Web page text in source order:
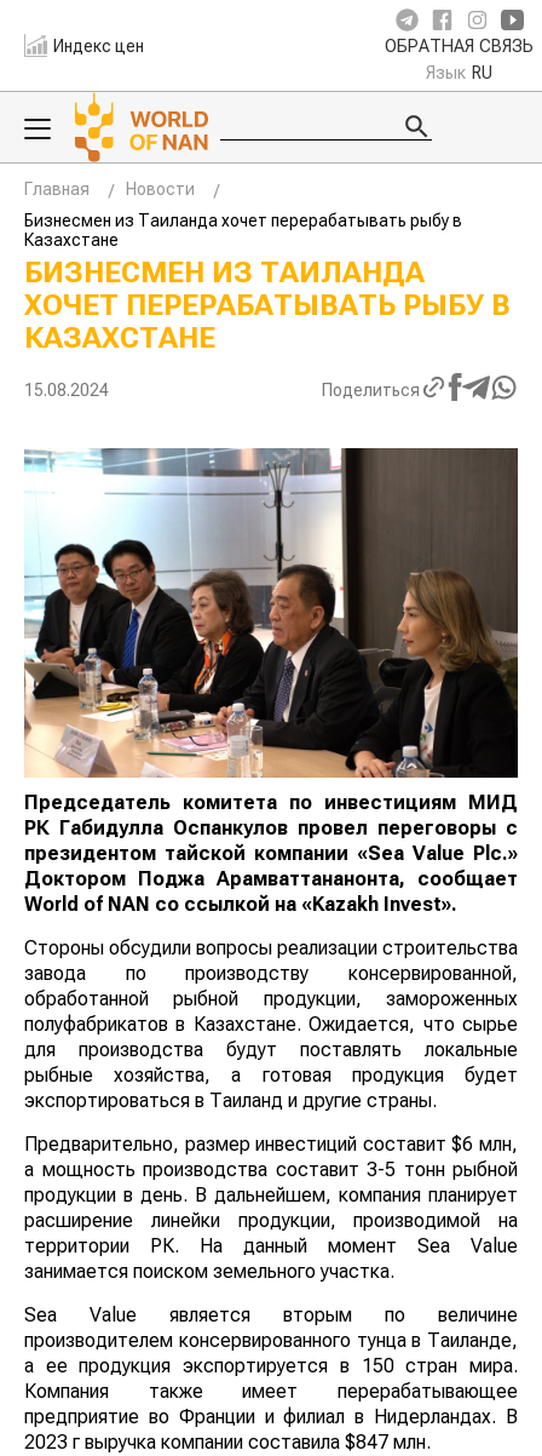
Индекс цен ОБРАТНАЯ СВЯЗЬ
Язык RU
Главная
Новости
Бизнесмен из Таиланда хочет перерабатывать рыбу в
Казахстане
БИЗНЕСМЕН ИЗ ТАИЛАНДА
ХОЧЕТ ПЕРЕРАБАТЫВАТЬ РЫБУ В
КАЗАХСТАНЕ
15.08.2024 Поделиться
Председатель комитета по инвестициям МИД
РК Габидулла Оспанкулов провел переговоры с
президентом тайской компании «Sea Value Plc.»
Доктором Поджа Арамваттананонта, сообщает
World of NAN со ссылкой на «Kazakh Invest».
Стороны обсудили вопросы реализации строительства
завода по производству консервированной,
обработанной рыбной продукции, замороженных
полуфабрикатов в Казахстане. Ожидается, что сырье
для производства будут поставлять локальные
рыбные хозяйства, а готовая продукция будет
экспортироваться в Таиланд и другие страны.
Предварительно, размер инвестиций составит $6 млн,
а мощность производства составит 3-5 тонн рыбной
продукции в день. В дальнейшем, компания планирует
расширение линейки продукции, производимой на
территории РК. На данный момент Sea Value
занимается поиском земельного участка.
Sea Value является вторым по величине
производителем консервированного тунца в Таиланде,
а ее продукция экспортируется в 150 стран мира.
Компания также имеет перерабатывающее
предприятие во Франции и филиал в Нидерландах. В
2023 г выручка компании составила $847 млн.